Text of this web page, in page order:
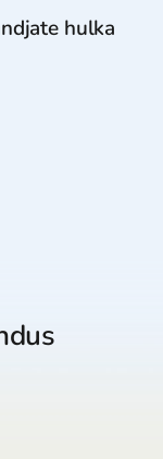
hulka